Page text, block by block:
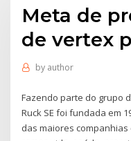
Meta de
de vertex
by author
Fazendo parte do grupo
Ruck SE foi fundada em
das maiores